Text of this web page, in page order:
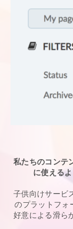
私たちのコンテ
に使える
子供向けサービ
のプラットフォ
好意による滑ら